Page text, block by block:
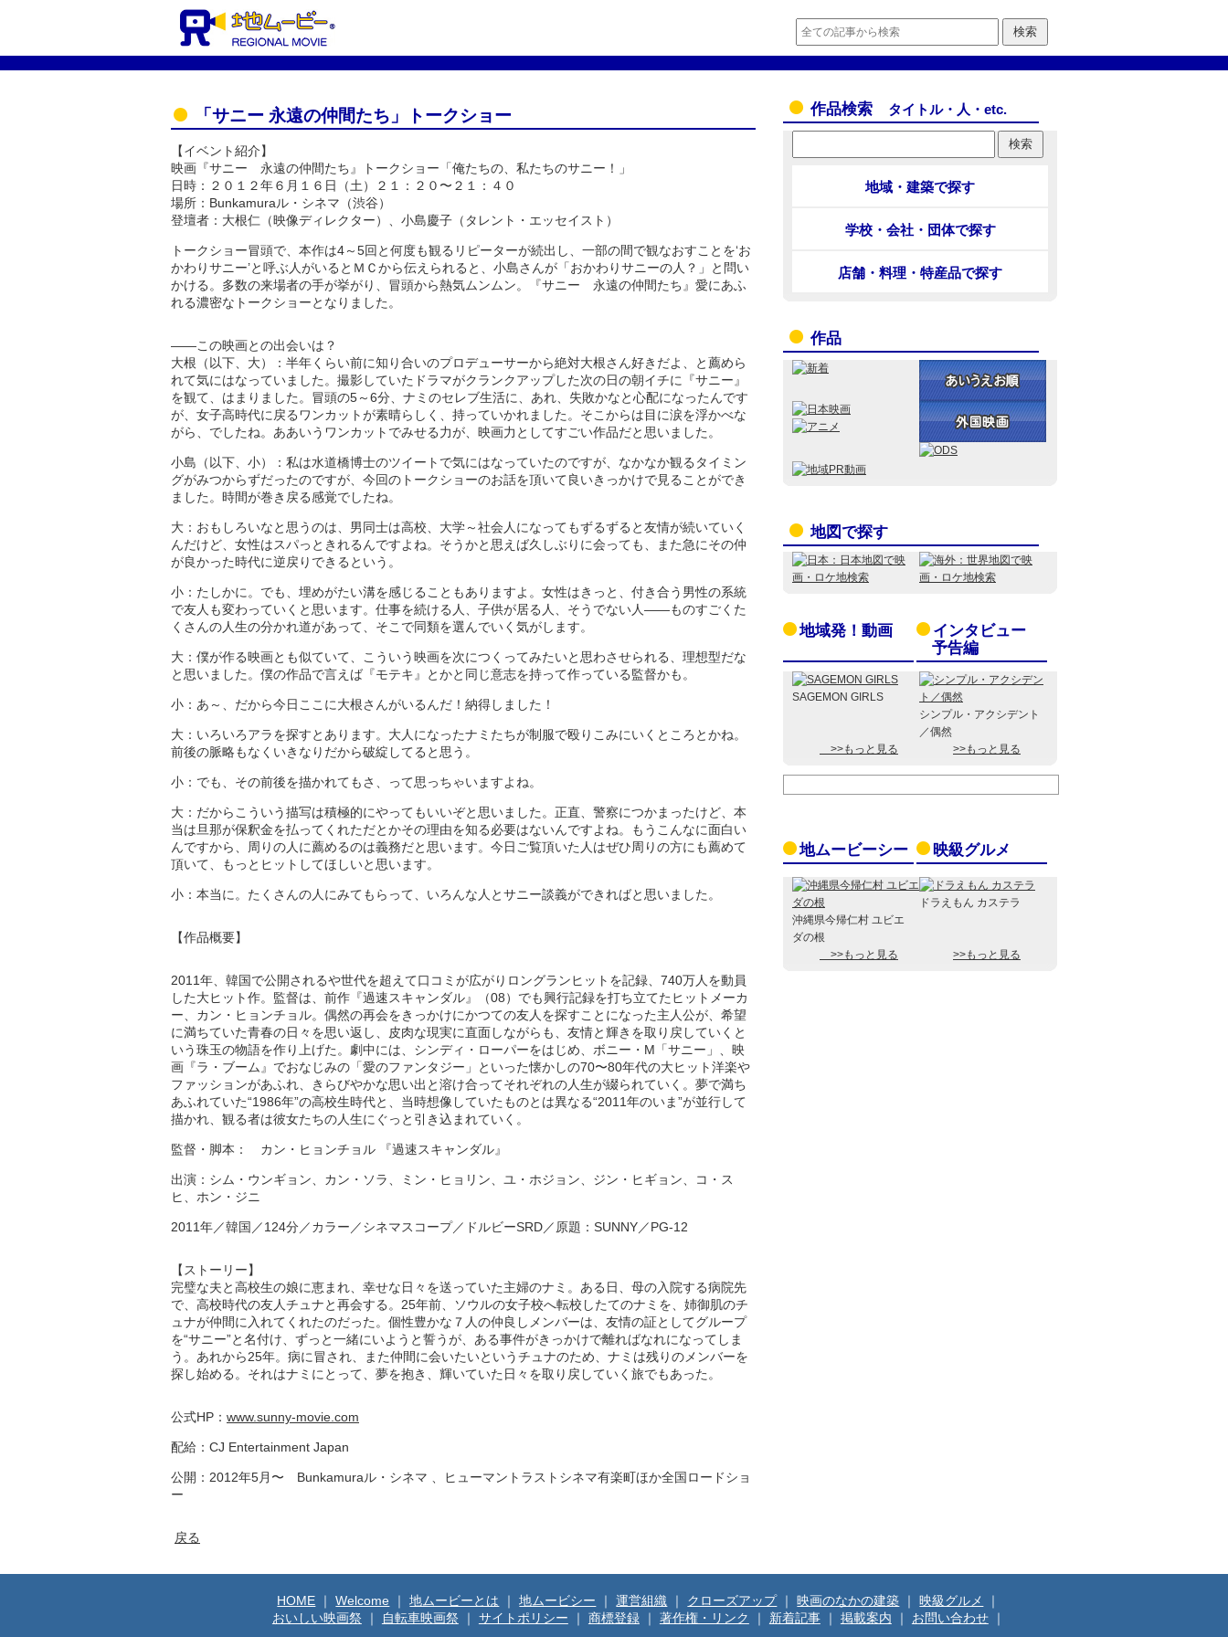
「サニー 永遠の仲間たち」トークショー
【イベント紹介】
映画『サニー 永遠の仲間たち』トークショー「俺たちの、私たちのサニー！」
日時：２０１２年６月１６日（土）２１：２０〜２１：４０
場所：Bunkamuraル・シネマ（渋谷）
登壇者：大根仁（映像ディレクター）、小島慶子（タレント・エッセイスト）
トークショー冒頭で、本作は4～5回と何度も観るリピーターが続出し、一部の間で観なおすことを‘お
かわりサニー’と呼ぶ人がいるとＭＣから伝えられると、小島さんが「おかわりサニーの人？」と問い
かける。多数の来場者の手が挙がり、冒頭から熱気ムンムン。『サニー 永遠の仲間たち』愛にあふ
れる濃密なトークショーとなりました。
――この映画との出会いは？
大根（以下、大）：半年くらい前に知り合いのプロデューサーから絶対大根さん好きだよ、と薦めら
れて気にはなっていました。撮影していたドラマがクランクアップした次の日の朝イチに『サニー』
を観て、はまりました。冒頭の5～6分、ナミのセレブ生活に、あれ、失敗かなと心配になったんです
が、女子高時代に戻るワンカットが素晴らしく、持っていかれました。そこからは目に涙を浮かべな
がら、でしたね。ああいうワンカットでみせる力が、映画力としてすごい作品だと思いました。
小島（以下、小）：私は水道橋博士のツイートで気にはなっていたのですが、なかなか観るタイミン
グがみつからずだったのですが、今回のトークショーのお話を頂いて良いきっかけで見ることができ
ました。時間が巻き戻る感覚でしたね。
大：おもしろいなと思うのは、男同士は高校、大学～社会人になってもずるずると友情が続いていく
んだけど、女性はスパっときれるんですよね。そうかと思えば久しぶりに会っても、また急にその仲
が良かった時代に逆戻りできるという。
小：たしかに。でも、埋めがたい溝を感じることもありますよ。女性はきっと、付き合う男性の系統
で友人も変わっていくと思います。仕事を続ける人、子供が居る人、そうでない人――ものすごくた
くさんの人生の分かれ道があって、そこで同類を選んでいく気がします。
大：僕が作る映画とも似ていて、こういう映画を次につくってみたいと思わさせられる、理想型だな
と思いました。僕の作品で言えば『モテキ』とかと同じ意志を持って作っている監督かも。
小：あ～、だから今日ここに大根さんがいるんだ！納得しました！
大：いろいろアラを探すとあります。大人になったナミたちが制服で殴りこみにいくところとかね。
前後の脈略もなくいきなりだから破綻してると思う。
小：でも、その前後を描かれてもさ、って思っちゃいますよね。
大：だからこういう描写は積極的にやってもいいぞと思いました。正直、警察につかまったけど、本
当は旦那が保釈金を払ってくれただとかその理由を知る必要はないんですよね。もうこんなに面白い
んですから、周りの人に薦めるのは義務だと思います。今日ご覧頂いた人はぜひ周りの方にも薦めて
頂いて、もっとヒットしてほしいと思います。
小：本当に。たくさんの人にみてもらって、いろんな人とサニー談義ができればと思いました。
【作品概要】
2011年、韓国で公開されるや世代を超えて口コミが広がりロングランヒットを記録、740万人を動員
した大ヒット作。監督は、前作『過速スキャンダル』（08）でも興行記録を打ち立てたヒットメーカ
ー、カン・ヒョンチョル。偶然の再会をきっかけにかつての友人を探すことになった主人公が、希望
に満ちていた青春の日々を思い返し、皮肉な現実に直面しながらも、友情と輝きを取り戻していくと
いう珠玉の物語を作り上げた。劇中には、シンディ・ローパーをはじめ、ボニー・M「サニー」、映
画『ラ・ブーム』でおなじみの「愛のファンタジー」といった懐かしの70〜80年代の大ヒット洋楽や
ファッションがあふれ、きらびやかな思い出と溶け合ってそれぞれの人生が綴られていく。夢で満ち
あふれていた“1986年”の高校生時代と、当時想像していたものとは異なる“2011年のいま”が並行して
描かれ、観る者は彼女たちの人生にぐっと引き込まれていく。
監督・脚本： カン・ヒョンチョル 『過速スキャンダル』
出演：シム・ウンギョン、カン・ソラ、ミン・ヒョリン、ユ・ホジョン、ジン・ヒギョン、コ・ス
ヒ、ホン・ジニ
2011年／韓国／124分／カラー／シネマスコープ／ドルビーSRD／原題：SUNNY／PG-12
【ストーリー】
完璧な夫と高校生の娘に恵まれ、幸せな日々を送っていた主婦のナミ。ある日、母の入院する病院先
で、高校時代の友人チュナと再会する。25年前、ソウルの女子校へ転校したてのナミを、姉御肌のチ
ュナが仲間に入れてくれたのだった。個性豊かな７人の仲良しメンバーは、友情の証としてグループ
を“サニー”と名付け、ずっと一緒にいようと誓うが、ある事件がきっかけで離ればなれになってしま
う。あれから25年。病に冒され、また仲間に会いたいというチュナのため、ナミは残りのメンバーを
探し始める。それはナミにとって、夢を抱き、輝いていた日々を取り戻していく旅でもあった。
公式HP： www.sunny-movie.com
配給：CJ Entertainment Japan
公開：2012年5月〜 Bunkamuraル・シネマ 、ヒューマントラストシネマ有楽町ほか全国ロードショ
ー
戻る
作品検索 タイトル・人・etc.
地域・建築で探す
学校・会社・団体で探す
店舗・料理・特産品で探す
作品
地図で探す
地域発！動画
インタビュー
予告編
SAGEMON GIRLS
シンプル・アクシデント
／偶然
>>もっと見る
>>もっと見る
地ムービーシー 映級グルメ
沖縄県今帰仁村 ユビエ
ダの根
ドラえもん カステラ
>>もっと見る >>もっと見る
HOME ｜ Welcome ｜ 地ムービーとは ｜ 地ムービシー ｜ 運営組織 ｜ クローズアップ｜ 映画のなかの建築 ｜ 映級グルメ
｜
おいしい映画祭 ｜ 自転車映画祭 ｜ サイトポリシー ｜ 商標登録｜ 著作権・リンク ｜ 新着記事｜ 掲載案内 ｜ お問い合わせ｜